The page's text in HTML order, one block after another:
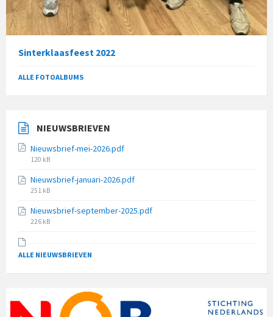
Sinterklaasfeest 2022
ALLE FOTOALBUMS
NIEUWSBRIEVEN
Nieuwsbrief-mei-2026.pdf
File
120 kB
Nieuwsbrief-januari-2026.pdf
File
251 kB
Nieuwsbrief-september-2025.pdf
File
226 kB
ALLE NIEUWSBRIEVEN